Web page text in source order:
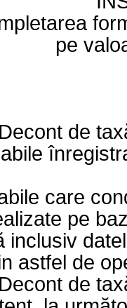
pe
de
care
pe
inclusiv
astfel de
de